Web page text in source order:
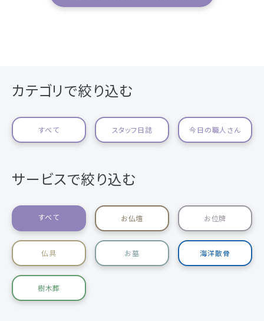
カテゴリで絞り込む
すべて スタッフ日誌 今日の職人さん
サービスで絞り込む
すべて お仏壇 お位牌
仏具 お墓 海洋散骨
樹木葬